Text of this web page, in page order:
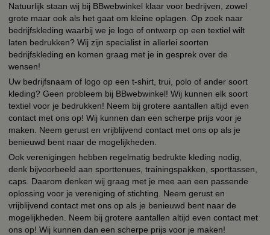
Natuurlijk staan wij bij BBwebwinkel klaar voor bedrijven, zowel
grote maar ook als het gaat om kleine oplagen. Op zoek naar
bedrijfskleding waarbij we je logo of ontwerp op een textiel wilt
laten bedrukken? Wij zijn specialist in allerlei soorten
bedrijfskleding en komen graag met je in gesprek over de
wensen!
Uw bedrijfsnaam of logo op een t-shirt, trui, polo of ander soort
kleding? Geen probleem bij BBwebwinkel! Wij kunnen elk soort
textiel voor je bedrukken! Neem bij grotere aantallen altijd even
contact met ons op! Wij kunnen dan een scherpe prijs voor je
maken. Neem gerust en vrijblijvend contact met ons op als je
benieuwd bent naar de mogelijkheden.
Ook verenigingen hebben regelmatig bedrukte kleding nodig,
denk bijvoorbeeld aan sporttenues, trainingspakken, sporttassen,
caps. Daarom denken wij graag met je mee aan een passende
oplossing voor je vereniging of stichting. Neem gerust en
vrijblijvend contact met ons op als je benieuwd bent naar de
mogelijkheden. Neem bij grotere aantallen altijd even contact met
ons op! Wij kunnen dan een scherpe prijs voor je maken!